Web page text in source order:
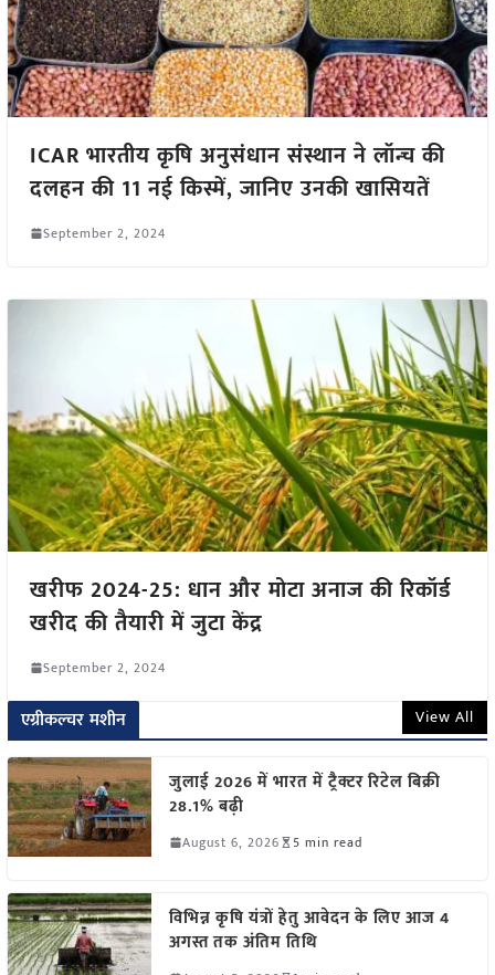
ICAR भारतीय कृषि अनुसंधान संस्थान ने लॉन्च की
दलहन की 11 नई किस्में, जानिए उनकी खासियतें
September 2, 2024
खरीफ 2024-25: धान और मोटा अनाज की रिकॉर्ड
खरीद की तैयारी में जुटा केंद्र
September 2, 2024
एग्रीकल्चर मशीन View All
जुलाई 2026 में भारत में ट्रैक्टर रिटेल बिक्री
28.1% बढ़ी
August 6, 2026 5 min read
विभिन्न कृषि यंत्रों हेतु आवेदन के लिए आज 4
अगस्त तक अंतिम तिथि